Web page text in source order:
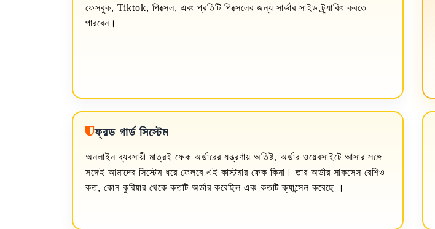
ফেসবুক, Tiktok, পিক্সেল, এবং প্রতিটি পিক্সেলের জন্য সার্ভার সাইড ট্র্যাকিং করতে
পারবেন।
ফ্রড গার্ড সিস্টেম
অনলাইন ব্যবসায়ী মাত্রই ফেক অর্ডারের যন্ত্রণায় অতিষ্ট, অর্ডার ওয়েবসাইটে আসার সঙ্গে
সঙ্গেই আমাদের সিস্টেম ধরে ফেলবে এই কাস্টমার ফেক কিনা। তার অর্ডার সাকসেস রেশিও
কত, কোন কুরিয়ার থেকে কতটি অর্ডার করেছিল এবং কতটি ক্যান্সেল করেছে ।